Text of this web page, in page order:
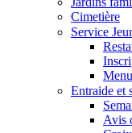
Cimetière
Service
Entraide et
Avis